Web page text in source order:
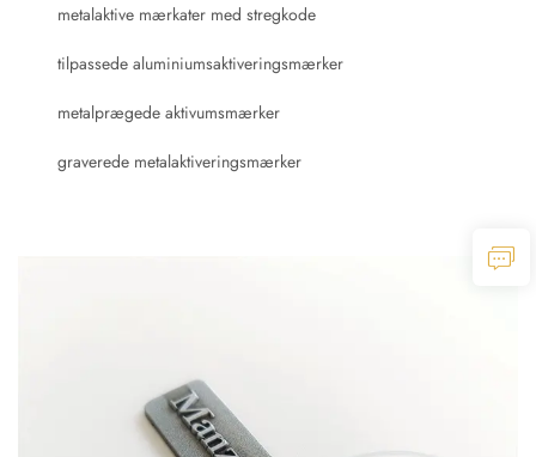
metalaktive mærkater med stregkode
tilpassede aluminiumsaktiveringsmærker
metalprægede aktivumsmærker
graverede metalaktiveringsmærker